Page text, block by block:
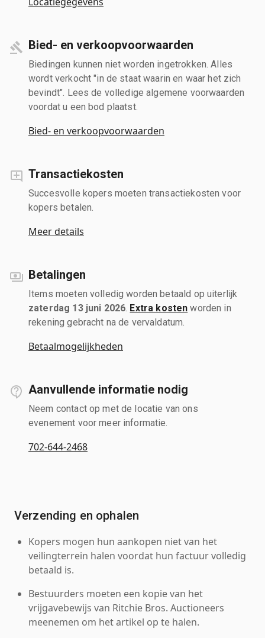
Bied- en verkoopvoorwaarden
Biedingen kunnen niet worden ingetrokken. Alles
wordt verkocht "in de staat waarin en waar het zich
bevindt". Lees de volledige algemene voorwaarden
voordat u een bod plaatst.
Bied- en verkoopvoorwaarden
Transactiekosten
Succesvolle kopers moeten transactiekosten voor
kopers betalen.
Meer details
Betalingen
Items moeten volledig worden betaald op uiterlijk
zaterdag 13 juni 2026 Extra kosten worden in
rekening gebracht na de vervaldatum.
Betaalmogelijkheden
Aanvullende informatie nodig
Neem contact op met de locatie van ons
evenement voor meer informatie.
702-644-2468
Verzending en ophalen
Kopers mogen hun aankopen niet van het
veilingterrein halen voordat hun factuur volledig
betaald is.
Bestuurders moeten een kopie van het
vrijgavebewijs van Ritchie Bros. Auctioneers
meenemen om het artikel op te halen.